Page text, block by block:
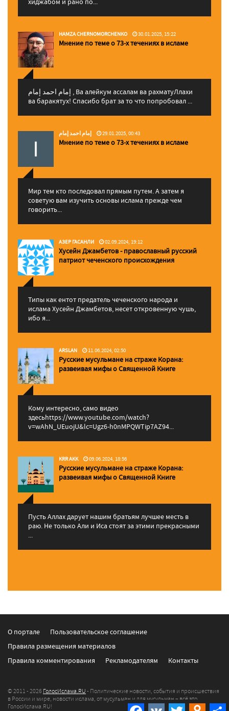
HAMZA CHERNOMORCHENKO 30.01.2025, 15:22
Мнение по теме о 73-х течениях в исламе
إمام احمد إمام , Ва алейкум ассалам ва рахматуЛлахи
ва баракятух! Спасибо брат за то что попробовал ...
إمام احمد إمام 29.01.2025, 00:43
Мнение по теме о 73-х течениях в исламе
Мир тем кто последовал прямым путем. А затем я
советую вам изучить основы ислама прежде чем
говорить...
АЗЕР ГАСАНЛИ 02.09.2024, 19:12
Хусейн Джамбетов - православный русский
патриот чеченского происхождения
Типы как ентот предатель чеченского народа и
ислама Хусейн Джамбетов, несет откровенную чушь,
ибо я...
ARSLAN 11.06.2024, 02:50
Русские мусульмане на страже Корана:
pазвеивая мифы о Священной Книге
Кому интересно, само видео
здесьhttps://www.youtube.com/watch?
v=wAhN_UEuojU&lc=Ugz6-h0nMPQWTip7AZ94...
KRR AKK 09.06.2024, 18:56
Русские мусульмане на страже Корана:
pазвеивая мифы о Священной Книге
Пусть Аллах дарует нашим братьям лучшее месть в
раю. Не только Али и Иса стоят за этими прекрасными
Facebook
VK Twitter
О портале
Пользовательское соглашение
Правила размещения материалов
Правила комментирования
Рекламодателям Контакты
© 2011 - 2026 ГолосИслама.RU - Политические новости, события и происшествия
в России и мире, новости ислама, от мусульман и для мусульман – всё это
ГолосИслама.RU!